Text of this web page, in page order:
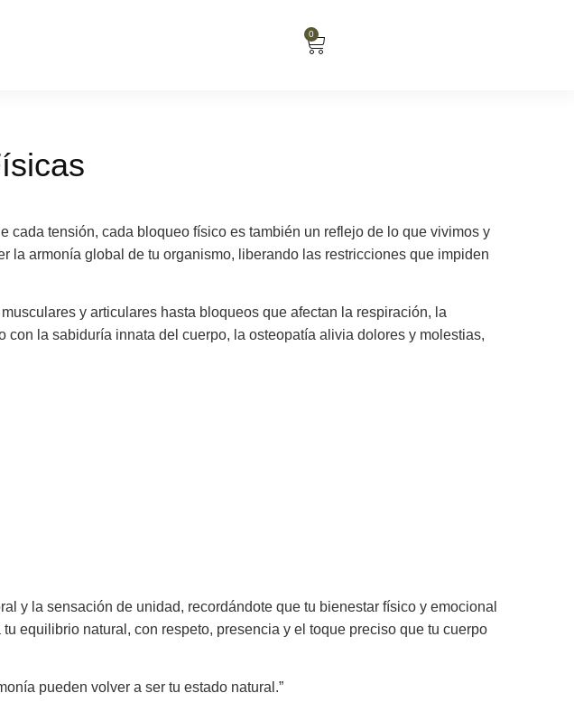
0
cada tensión, cada bloqueo físico es también un reflejo de lo que vivimos y
la armonía global de tu organismo, liberando las restricciones que impiden
y articulares hasta bloqueos que afectan la respiración, la
la sabiduría innata del cuerpo, la osteopatía alivia dolores y molestias,
y la sensación de unidad, recordándote que tu bienestar físico y emocional
equilibrio natural, con respeto, presencia y el toque preciso que tu cuerpo
pueden volver a ser tu estado natural.”